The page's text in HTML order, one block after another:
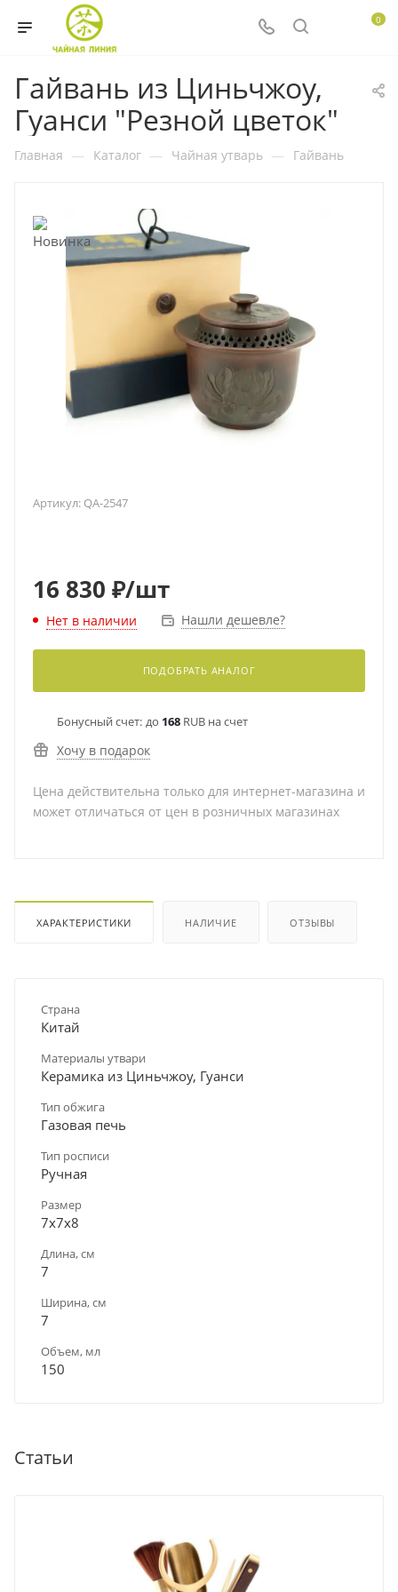
0
Гайвань из Циньчжоу,
Гуанси "Резной цветок"
Главная — Каталог — Чайная утварь — Гайвань
Артикул: QA-2547
16 830 ₽/шт
Нет в наличии Нашли дешевле?
ПОДОБРАТЬ АНАЛОГ
Бонусный счет: до 168 RUB на счет
Хочу в подарок
Цена действительна только для интернет-магазина и
может отличаться от цен в розничных магазинах
ХАРАКТЕРИСТИКИ НАЛИЧИЕ ОТЗЫВЫ
Страна
Китай
Материалы утвари
Керамика из Циньчжоу, Гуанси
Тип обжига
Газовая печь
Тип росписи
Ручная
Размер
7х7х8
Длина, см
7
Ширина, см
7
Объем, мл
150
Статьи